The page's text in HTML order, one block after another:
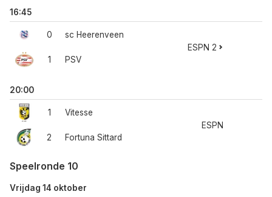
16:45
0
1
sc Heerenveen
PSV
ESPN 2
20:00
1
2
Vitesse
Fortuna Sittard
ESPN
Speelronde 10
Vrijdag 14 oktober